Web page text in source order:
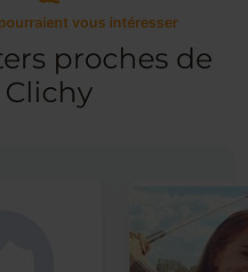
vous intéresser
proches de
Clichy